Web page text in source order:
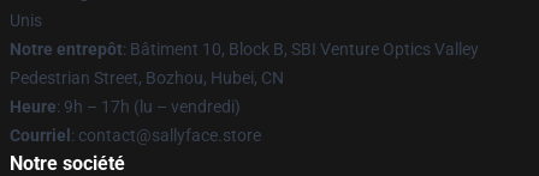
Unis
Notre entrepôt: Bâtiment 10, Block B, SBI Venture Optics Valley
Pedestrian Street, Bozhou, Hubei, CN
Heure: 9h – 17h (lu – vendredi)
Courriel : contact@sallyface.store
Notre société